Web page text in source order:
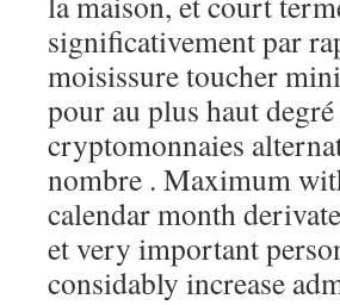
significativement par
moisissure toucher
pour au plus haut
cryptomonnaies
nombre . Maximum
calendar month
et very important
considably increase